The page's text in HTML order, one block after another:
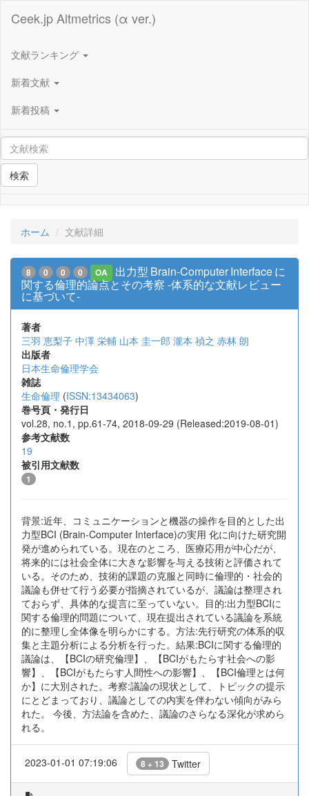
Ceek.jp Altmetrics (α ver.)
文献ランキング
新着文献
新着投稿
検索
ホーム 文献詳細
8 0 0 0 OA
出力型 Brain-Computer Interface に
関する倫理的論点とその考察 -体系的な文献レビュー
に基づいて-
著者
三羽 恵梨子 中澤 栄輔 山本 圭一郎 瀧本 禎之 赤林 朗
出版者
日本生命倫理学会
雑誌
生命倫理 (ISSN:13434063)
巻号頁・発行日
vol.28, no.1, pp.61-74, 2018-09-29 (Released:2019-08-01)
参考文献数
19
被引用文献数
1
背景:近年、コミュニケーションと機器の操作を目的とした出
力型BCI (Brain-Computer Interface)の実用 化に向けた研究開
発が進められている。現在のところ、医療応用が中心だが、
将来的には社会全体に大きな影響を与える技術と評価されて
いる。そのため、技術的課題の克服と同時に倫理的・社会的
議論も併せて行う必要が指摘されているが、議論は整理され
ておらず、具体的な提言に至っていない。目的:出力型BCIに
関する倫理的問題について、現在提出されている議論を系統
的に整理し全体像を明らかにする。方法:先行研究の体系的収
集と主題分析による分析を行った。結果:BCIに関する倫理的
議論は、【BCIの研究倫理】、【BCIがもたらす社会への影
響】、【BCIがもたらす人間性への影響】、【BCI倫理とは何
か】に大別された。考察:議論の現状として、トピックの提示
にとどまっており、議論としての内実を伴わない傾向がみら
れた。 今後、方法論を含めた、議論のさらなる深化が求めら
れる。
2023-01-01 07:19:06 8 + 13 Twitter